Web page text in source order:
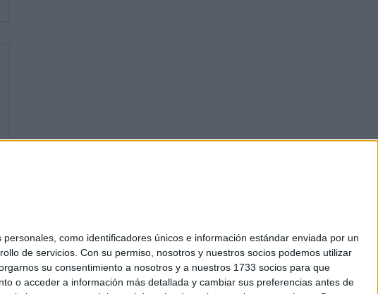
como identificadores únicos e información estándar enviada por un
de servicios. Con su permiso, nosotros y nuestros socios podemos utilizar
su consentimiento a nosotros y a nuestros 1733 socios para que
o acceder a información más detallada y cambiar sus preferencias antes de
de cookies